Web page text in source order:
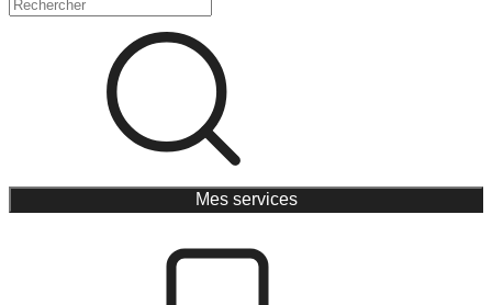
Mes services